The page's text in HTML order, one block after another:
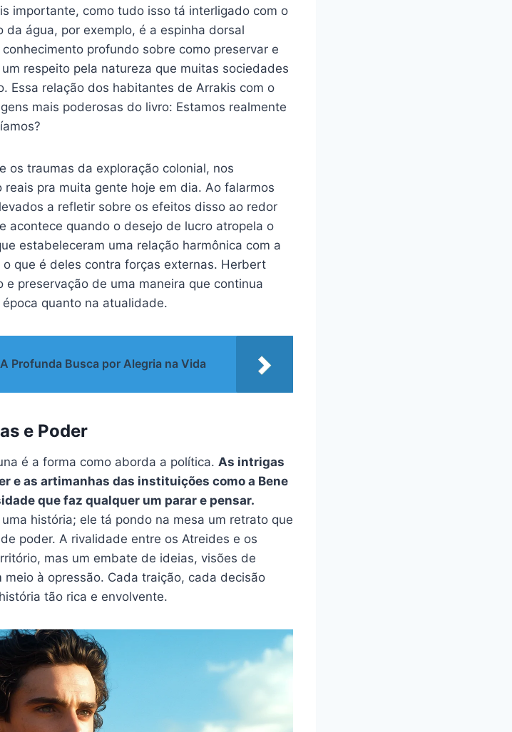
importante, como tudo isso tá interligado com o
água, por exemplo, é a espinha dorsal
profundo sobre como preservar e
respeito pela natureza que muitas sociedades
Essa relação dos habitantes de Arrakis com o
mais poderosas do livro: Estamos realmente
os traumas da exploração colonial, nos
pra muita gente hoje em dia. Ao falarmos
a refletir sobre os efeitos disso ao redor
acontece quando o desejo de lucro atropela o
estabeleceram uma relação harmônica com a
que é deles contra forças externas. Herbert
preservação de uma maneira que continua
quanto na atualidade.
Profunda Busca por Alegria na Vida
e Poder
é a forma como aborda a política. As intrigas
e as artimanhas das instituições como a Bene
que faz qualquer um parar e pensar.
história; ele tá pondo na mesa um retrato que
poder. A rivalidade entre os Atreides e os
mas um embate de ideias, visões de
à opressão. Cada traição, cada decisão
tão rica e envolvente.